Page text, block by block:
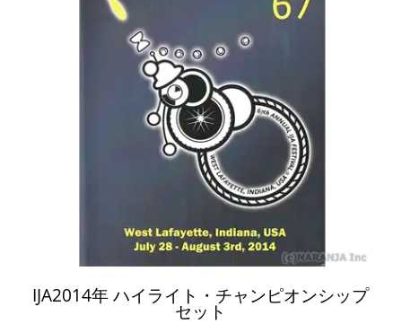
IJA2014年 ハイライト・チャンピオンシップ
セット